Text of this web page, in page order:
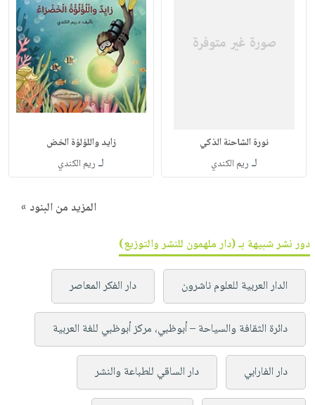
نورة الشاحنة الذكي
لـ ريم الكندي
زايد واللؤلؤة الخض
لـ ريم الكندي
المزيد من البنود »
دور نشر شبيهة بـ (دار ملهمون للنشر والتوزيع)
الدار العربية للعلوم ناشرون دار الفكر المعاصر
دائرة الثقافة والسياحة – أبوظبي، مركز أبوظبي للغة العربية
دار الفارابي دار الساقي للطباعة والنشر